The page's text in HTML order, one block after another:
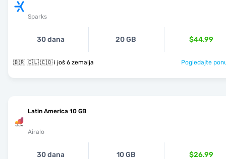
Sparks
30 dana 20 GB $44.99
🇧🇷 🇨🇱 🇨🇴 i još 6 zemalja Pogledajte
Latin America 10 GB
Airalo
30 dana 10 GB $26.99